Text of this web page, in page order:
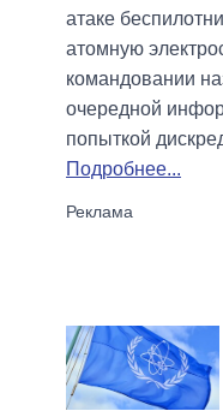
атаке
атомную
командовании
очередной
попыткой
Подробнее...